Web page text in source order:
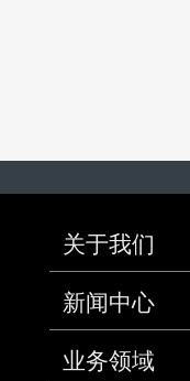
关于我们
新闻中心
业务领域